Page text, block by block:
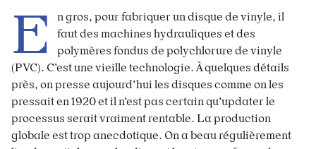
E
n gros, pour fabriquer un disque de vinyle, il
faut des machines hydrauliques et des
polymères fondus de polychlorure de vinyle
(PVC). C’est une vieille technologie. À quelques détails
près, on presse aujourd’hui les disques comme on les
pressait en 1920 et il n’est pas certain qu’updater le
processus serait vraiment rentable. La production
globale est trop anecdotique. On a beau régulièrement